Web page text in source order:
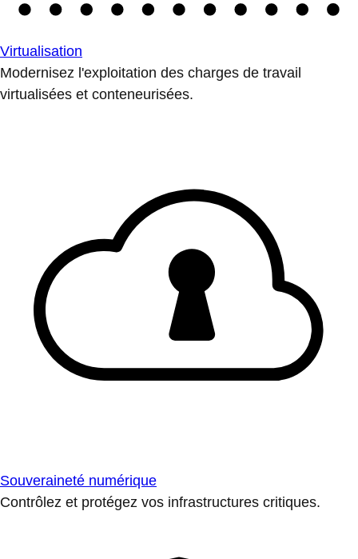
Virtualisation
Modernisez l'exploitation des charges de travail
virtualisées et conteneurisées.
Souveraineté numérique
Contrôlez et protégez vos infrastructures critiques.